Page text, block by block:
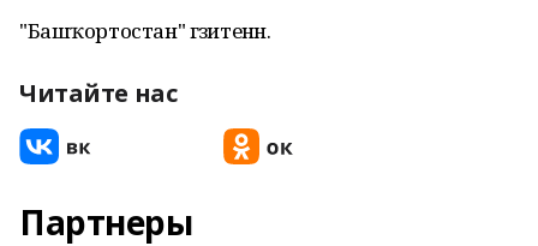
"Башҡортостан" гәзитенән.
Читайте нас
Партнеры